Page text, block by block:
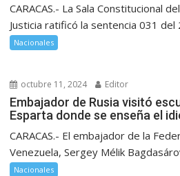
CARACAS.- La Sala Constitucional
Justicia ratificó la sentencia 031 del
Nacionales
octubre 11, 2024 Editor
Embajador de Rusia visitó
Esparta donde se enseña el
CARACAS.- El embajador de la
Venezuela, Sergey Mélik
Nacionales